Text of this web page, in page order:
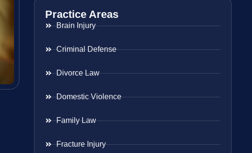
Practice Areas
Brain Injury
Criminal Defense
Divorce Law
Domestic Violence
Family Law
Fracture Injury